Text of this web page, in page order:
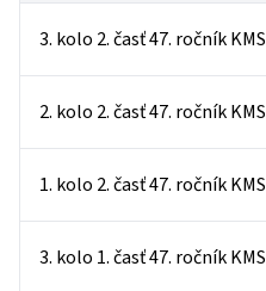
3. kolo 2. časť 47. ročník KMS
2. kolo 2. časť 47. ročník KMS
1. kolo 2. časť 47. ročník KMS
3. kolo 1. časť 47. ročník KMS